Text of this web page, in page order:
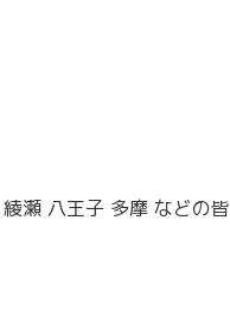
瀬 八王子 多摩 などの皆